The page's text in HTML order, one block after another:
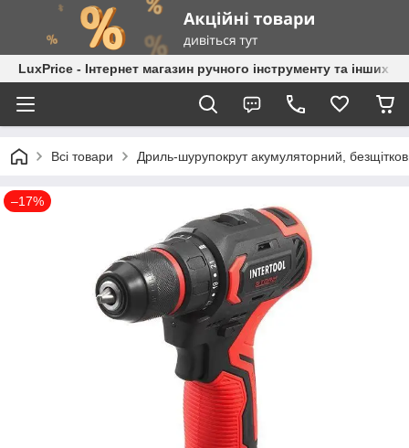
LuxPrice - Інтернет магазин ручного інструменту та інших
Всі товари Дриль-шурупокрут акумуляторний,
–17%